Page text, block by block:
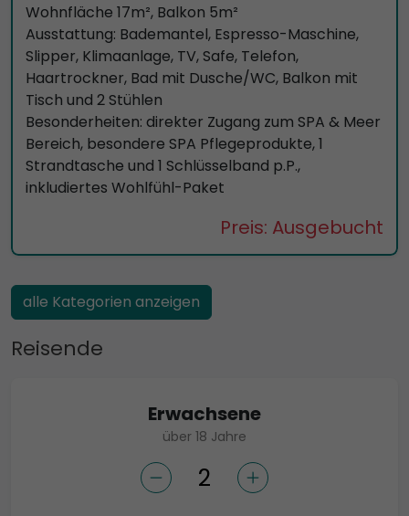
Wohnfläche 17m², Balkon 5m²
Ausstattung: Bademantel, Espresso-Maschine,
Slipper, Klimaanlage, TV, Safe, Telefon,
Haartrockner, Bad mit Dusche/WC, Balkon mit
Tisch und 2 Stühlen
Besonderheiten: direkter Zugang zum SPA & Meer
Bereich, besondere SPA Pflegeprodukte, 1
Strandtasche und 1 Schlüsselband p.P.,
inkludiertes Wohlfühl-Paket
Preis: Ausgebucht
alle Kategorien anzeigen
Reisende
Erwachsene
über 18 Jahre